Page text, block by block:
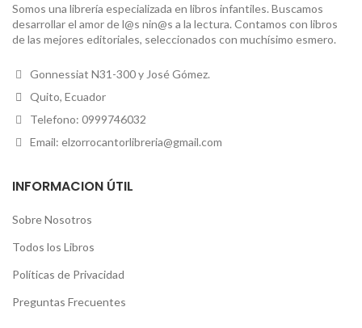
Somos una librería especializada en libros infantiles. Buscamos
desarrollar el amor de l@s nin@s a la lectura. Contamos con libros
de las mejores editoriales, seleccionados con muchísimo esmero.
Gonnessiat N31-300 y José Gómez.
Quito, Ecuador
Telefono: 0999746032
Email: elzorrocantorlibreria@gmail.com
INFORMACION ÚTIL
Sobre Nosotros
Todos los Libros
Políticas de Privacidad
Preguntas Frecuentes